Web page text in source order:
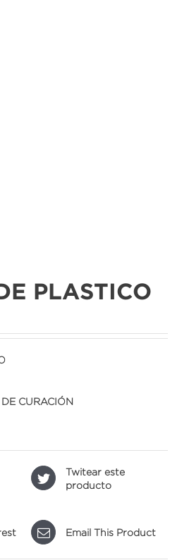
PLASTICO
CURACIÓN
Twitear este
producto
Email This Product